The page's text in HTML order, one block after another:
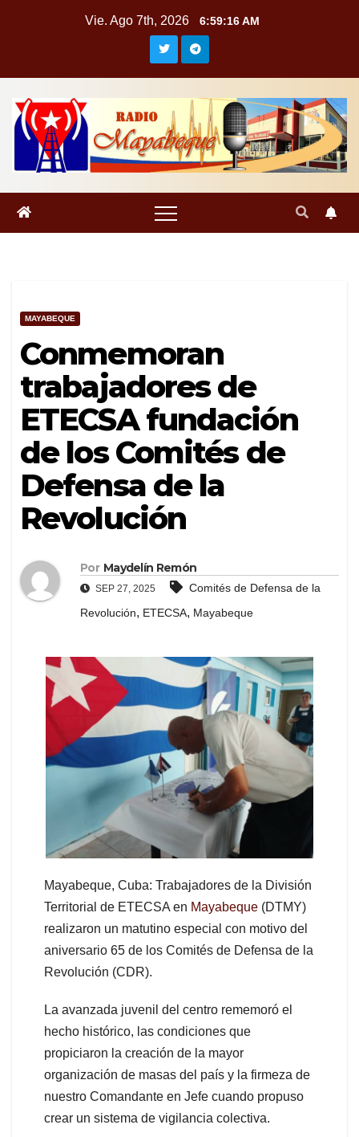
Vie. Ago 7th, 2026 6:59:16 AM
MAYABEQUE
Conmemoran
trabajadores de
ETECSA fundación
de los Comités de
Defensa de la
Revolución
Por Maydelín Remón
SEP 27, 2025
Comités de Defensa de la
Revolución, ETECSA, Mayabeque
Mayabeque, Cuba: Trabajadores de la División
Territorial de ETECSA en Mayabeque (DTMY)
realizaron un matutino especial con motivo del
aniversario 65 de los Comités de Defensa de la
Revolución (CDR).
La avanzada juvenil del centro rememoró el
hecho histórico, las condiciones que
propiciaron la creación de la mayor
organización de masas del país y la firmeza de
nuestro Comandante en Jefe cuando propuso
crear un sistema de vigilancia colectiva.